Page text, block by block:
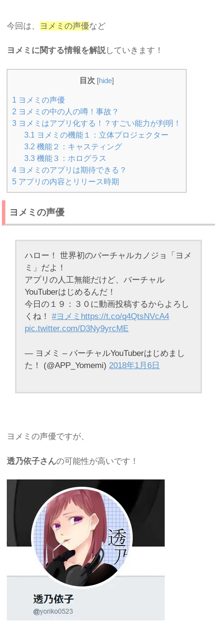
今回は、 ヨメミの声優など
ヨメミに関する情報を解説していきます！
目次 [hide]
1 ヨメミの声優
2 ヨメミの中の人の噂！事故？
3 ヨメミはアプリ化する！？すごい能力が判明！
3.1 ヨメミの機能１：立体プロジェクター
3.2 機能２：キャスティング
3.3機能３：ホログラス
4 ヨメミのアプリは期待できる？
5 アプリの内容とリリース時期
ヨメミの声優
ハロー！ 世界初のバーチャルカノジョ「ヨメ
ミ」だよ！
アプリの人工無能だけど、バーチャル
YouTuberはじめるんだ！
今日の１９：３０に動画投稿するからよろし
くね！#ヨメミ https://t.co/q4QtsNVcA4
pic.twitter.com/D3Ny9yrcME
— ヨメミ – バーチャルYouTuberはじめまし
た！ (@APP_Yomemi) 2018年1月6日
ヨメミの声優ですが、
透乃依子さんの可能性が高いです！